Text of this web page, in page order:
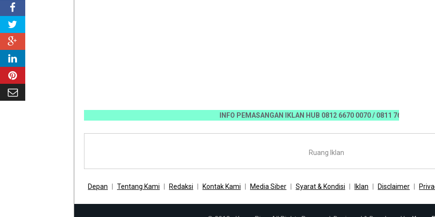
INFO PEMASANGAN IKLAN HUB 0812 6670 0070 / 0811 7673 35,
Ruang Iklan
Depan Tentang Kami Redaksi Kontak Kami Media Siber Syarat & Kondisi Iklan Disclaimer